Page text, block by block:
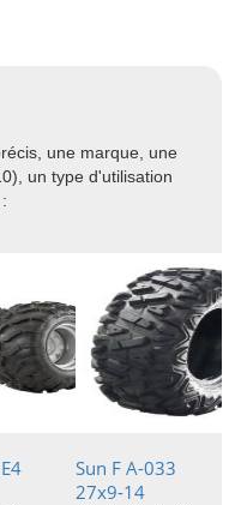
une marque, une
un type d'utilisation
Sun F A-033
27x9-14